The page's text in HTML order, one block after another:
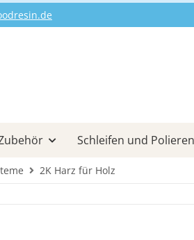
Schleifen und Polieren
2K Harz für Holz